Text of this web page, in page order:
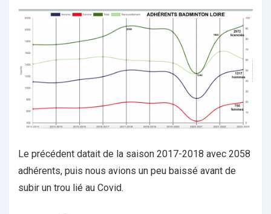
Le précédent datait de la saison 2017-2018 avec 2058
adhérents, puis nous avions un peu baissé avant de
subir un trou lié au Covid.